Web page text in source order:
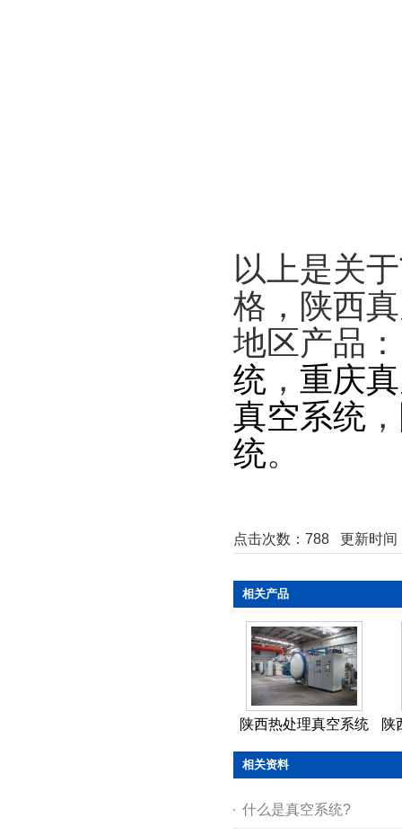
以上是关
格，陕西
地区产品
统 ， 重庆
真空系统 ，
统。
点击次数： 788 更新时间
相关产品
陕西热处理真空系统 陕
相关资料
什么是真空系统?